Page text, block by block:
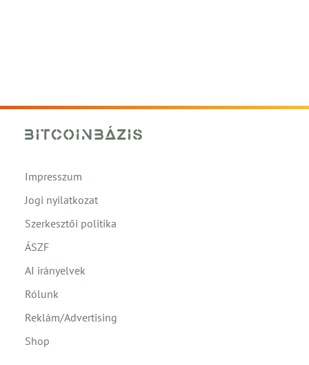
Impresszum
Jogi nyilatkozat
Szerkesztői politika
ÁSZF
AI irányelvek
Rólunk
Reklám/Advertising
Shop